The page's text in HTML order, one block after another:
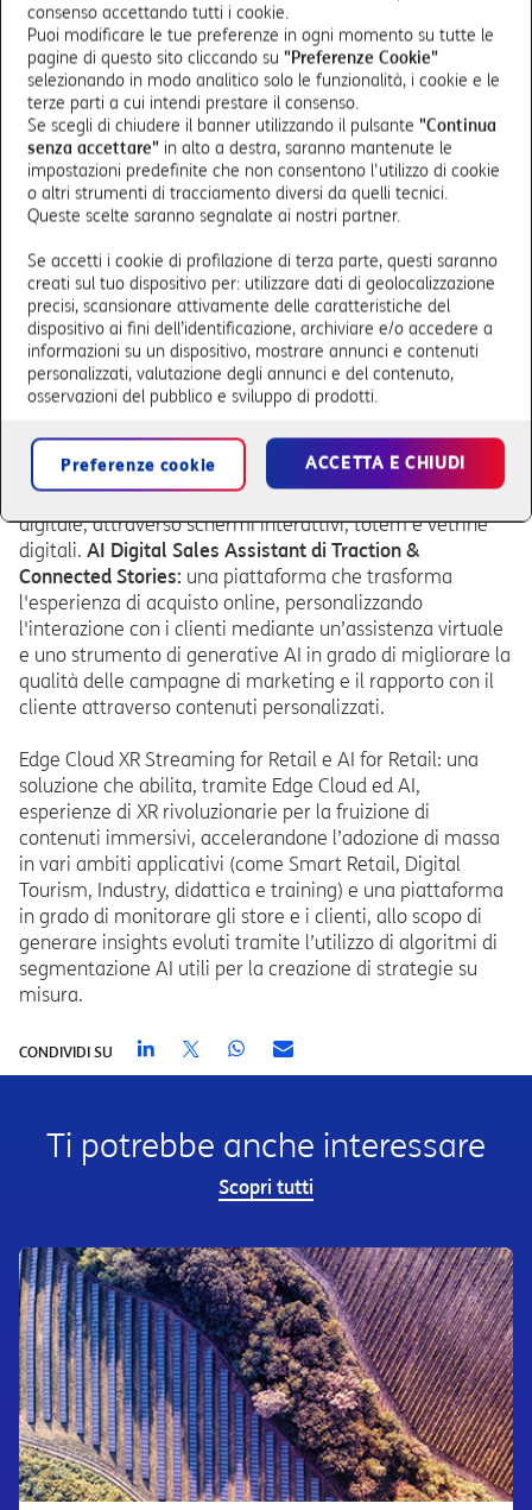
accompagnare le aziende del settore moda nella loro
evoluzione digitale.
Le tecnologie proposte sono studiate per soddisfare le
necessità attuali e future delle imprese coinvolte, con un
focus particolare sull'adozione di strumenti avanzati e
sull'ottimizzazione dell'esperienza cliente: un approccio
strategico che mira a trasformare ogni punto di contatto
con il consumatore, rendendolo più immersivo e
Alla base dei contenuti formativi proposti nel progetto,
tutta latecnologia avanzata di TIM Enterprise:
Extended Reality (XR): piattaforme che attraverso realtà
aumentata (AR) e virtuale (VR) permettono di creare
TIM Digital for Retail: un set di soluzioni che mirano ad
ottimizzare il customer journey anche fuori dal mondo
digitale, attraverso schermi interattivi, totem e vetrine
digitali. AI Digital Sales Assistant di Traction &
Connected Stories: una piattaforma che trasforma
l'esperienza di acquisto online, personalizzando
l'interazione con i clienti mediante un’assistenza virtuale
e uno strumento di generative AI in grado di migliorare la
qualità delle campagne di marketing e il rapporto con il
cliente attraverso contenuti personalizzati.
Edge Cloud XR Streaming for Retail e AI for Retail: una
soluzione che abilita, tramite Edge Cloud ed AI,
esperienze di XR rivoluzionarie per la fruizione di
contenuti immersivi, accelerandone l’adozione di massa
in vari ambiti applicativi (come Smart Retail, Digital
Tourism, Industry, didattica e training) e una piattaforma
in grado di monitorare gli store e i clienti, allo scopo di
generare insights evoluti tramite l’utilizzo di algoritmi di
segmentazione AI utili per la creazione di strategie su
misura.
CONDIVIDI SU
Ti potrebbe anche interessare
Scopri tutti
consenso accettando tutti i cookie.
Puoi modificare le tue preferenze in ogni momento su tutte le
pagine di questo sito cliccando su "Preferenze Cookie"
selezionando in modo analitico solo le funzionalità, i cookie e le
terze parti a cui intendi prestare il consenso.
Se scegli di chiudere il banner utilizzando il pulsante "Continua
senza accettare" in alto a destra, saranno mantenute le
impostazioni predefinite che non consentono l'utilizzo di cookie
o altri strumenti di tracciamento diversi da quelli tecnici.
Queste scelte saranno segnalate ai nostri partner.
Se accetti i cookie di profilazione di terza parte, questi saranno
creati sul tuo dispositivo per: utilizzare dati di geolocalizzazione
precisi, scansionare attivamente delle caratteristiche del
dispositivo ai fini dell’identificazione, archiviare e/o accedere a
informazioni su un dispositivo, mostrare annunci e contenuti
personalizzati, valutazione degli annunci e del contenuto,
osservazioni del pubblico e sviluppo di prodotti.
Preferenze cookie ACCETTA E CHIUDI